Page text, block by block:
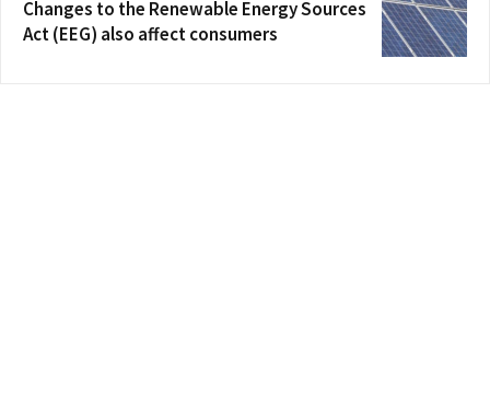
Changes to the Renewable Energy Sources
Act (EEG) also affect consumers